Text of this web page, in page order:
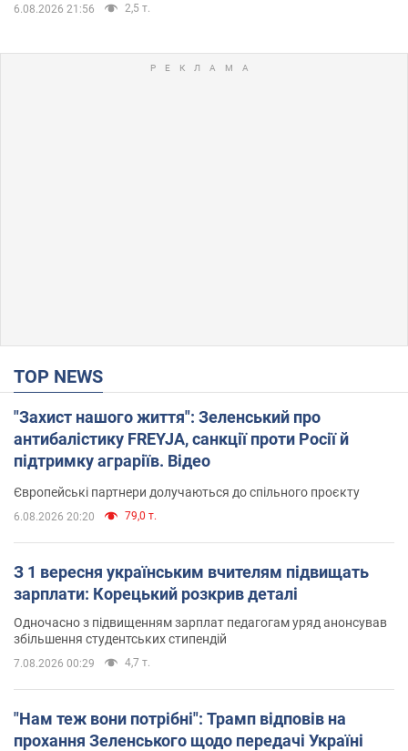
6.08.2026 21:56 2,5 т.
TOP NEWS
"Захист нашого життя": Зеленський про
антибалістику FREYJA, санкції проти Росії й
підтримку аграріїв. Відео
Європейські партнери долучаються до спільного проєкту
6.08.2026 20:20 79,0 т.
З 1 вересня українським вчителям підвищать
зарплати: Корецький розкрив деталі
Одночасно з підвищенням зарплат педагогам уряд анонсував
збільшення студентських стипендій
7.08.2026 00:29 4,7 т.
"Нам теж вони потрібні": Трамп відповів на
прохання Зеленського щодо передачі Україні